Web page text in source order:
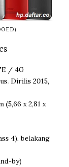
/ 4G
Dirilis 2015,
(5,66 x 2,81 x
4), belakang
by)